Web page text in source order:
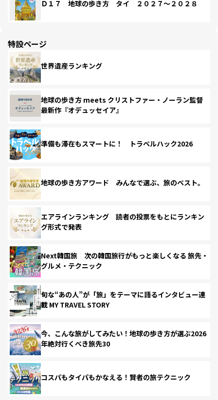
Ｄ１７ 地球の歩き方 タイ ２０２７～２０２８
特設ページ
世界遺産ランキング
地球の歩き方 meets クリストファー・ノーラン監督
最新作『オデュッセイア』
準備も滞在もスマートに！ トラベルハック2026
地球の歩き方アワード みんなで選ぶ、旅のベスト。
エアラインランキング 読者の投票をもとにランキン
グ形式で発表
Next韓国旅 次の韓国旅行がもっと楽しくなる 旅先・
グルメ・テクニック
旬な“あの人”が「旅」をテーマに語るインタビュー連
載 MY TRAVEL STORY
今、こんな旅がしてみたい！地球の歩き方が選ぶ2026
年絶対行くべき旅先30
コスパもタイパもかなえる！賢者の旅テクニック